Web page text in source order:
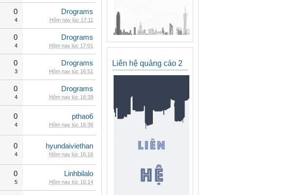
0
4
Drograms
Hôm nay lúc 17:11
0
4
Drograms
Hôm nay lúc 17:01
0
3
Drograms
Hôm nay lúc 16:51
0
4
Drograms
Hôm nay lúc 16:39
0
4
pthao6
Hôm nay lúc 16:36
0
4
hyundaiviethan
Hôm nay lúc 16:16
0
5
Linhbilalo
Hôm nay lúc 16:14
Liên hệ quảng cáo 2